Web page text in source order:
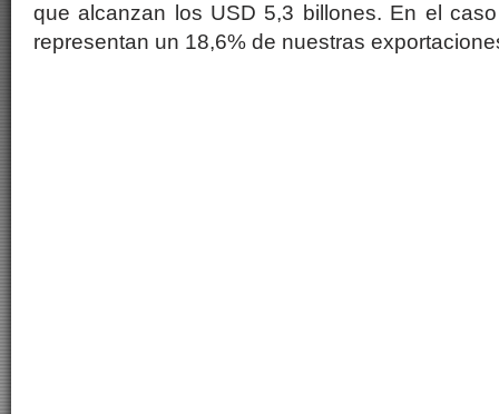
que alcanzan los USD 5,3 billones. En el
representan un 18,6% de nuestras